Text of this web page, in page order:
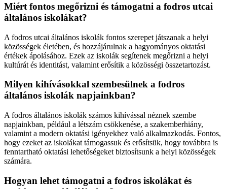
Miért fontos megőrizni és támogatni a fodros utcai
általános iskolákat?
A fodros utcai általános iskolák fontos szerepet játszanak a helyi
közösségek életében, és hozzájárulnak a hagyományos oktatási
értékek ápolásához. Ezek az iskolák segítenek megőrizni a helyi
kultúrát és identitást, valamint erősítik a közösségi összetartozást.
Milyen kihívásokkal szembesülnek a fodros
általános iskolák napjainkban?
A fodros általános iskolák számos kihívással néznek szembe
napjainkban, például a létszám csökkenése, a szakemberhiány,
valamint a modern oktatási igényekhez való alkalmazkodás. Fontos,
hogy ezeket az iskolákat támogassuk és erősítsük, hogy továbbra is
fenntartható oktatási lehetőségeket biztosítsunk a helyi közösségek
számára.
Hogyan lehet támogatni a fodros iskolákat és